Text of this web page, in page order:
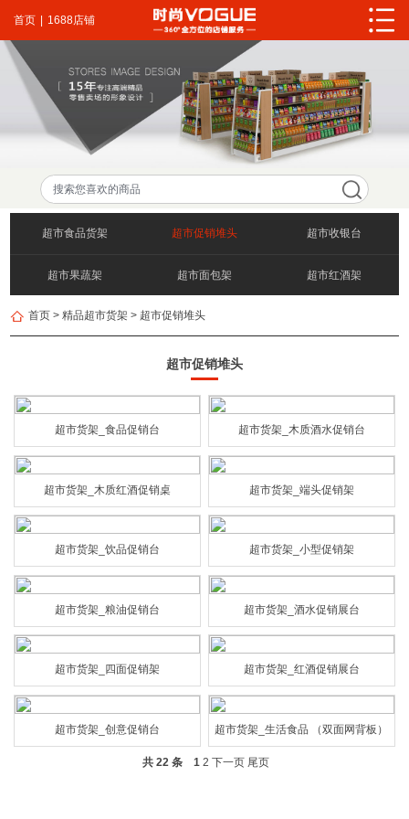
首页 1688店铺
超市食品货架 超市促销堆头 超市收银台
超市果蔬架 超市面包架 超市红酒架
日化用品货架
首页 >精品超市货架 > 超市促销堆头
超市促销堆头
超市货架_食品促销台 超市货架_木质酒水促销台
超市货架_木质红酒促销桌 超市货架_端头促销架
超市货架_饮品促销台 超市货架_小型促销架
超市货架_粮油促销台 超市货架_酒水促销展台
超市货架_四面促销架 超市货架_红酒促销展台
超市货架_创意促销台 超市货架_生活食品 （双面网背板）
共 22 条 1 2 下一页 尾页